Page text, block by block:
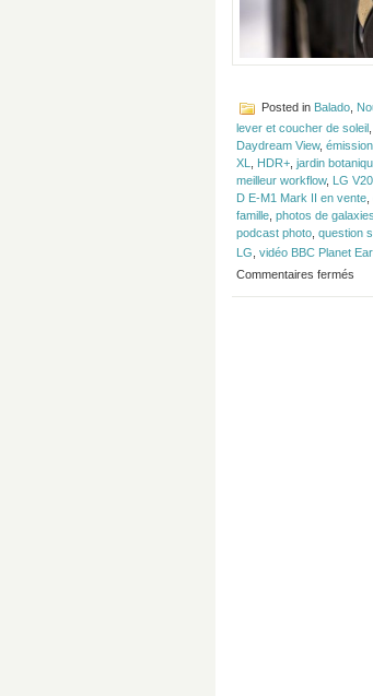
Posted in Balado
lever et coucher de soleil
Daydream View,
XL
HDR+ jardin
meilleur workflow, LG V20
D E-M1 Mark II en vente
famille photos de
podcast photo question
LG vidéo BBC Planet
Commentaires fermés